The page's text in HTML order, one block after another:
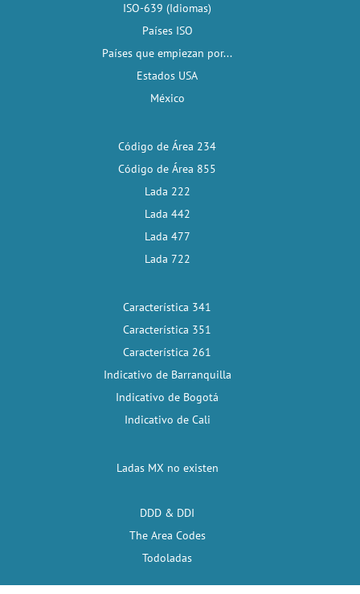
ISO-639 (Idiomas)
Países ISO
Países que empiezan por...
Estados USA
México
Código de Área 234
Código de Área 855
Lada 222
Lada 442
Lada 477
Lada 722
Característica 341
Característica 351
Característica 261
Indicativo de Barranquilla
Indicativo de Bogotá
Indicativo de Cali
Ladas MX no existen
DDD & DDI
The Area Codes
Todoladas